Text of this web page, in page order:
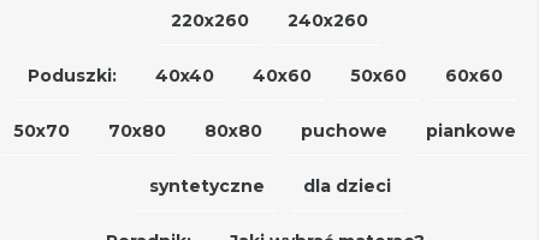
220x260 240x260
Poduszki: 40x40 40x60 50x60 60x60
50x70 70x80 80x80 puchowe piankowe
syntetyczne dla dzieci